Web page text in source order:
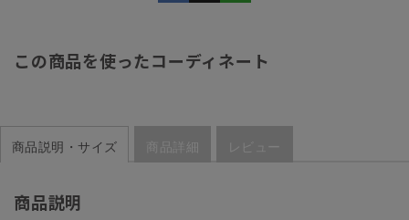
この商品を使ったコーディネート
商品説明・サイズ 商品詳細 レビュー
商品説明